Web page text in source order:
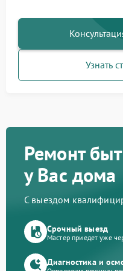
Узнать
Ремонт
у Вас дома
С выездом
Срочный выезд
Мастер приедет уже
Диагностика и